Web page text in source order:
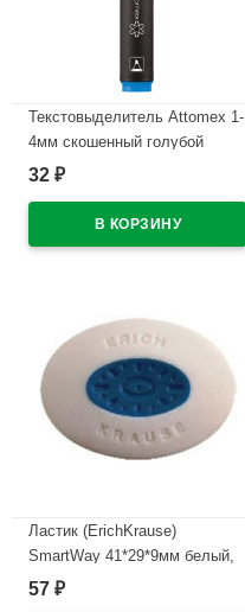
Текстовыделитель Attomex 1-
4мм скошенный голубой
арт.5045400
32 ₽
Ластик (ErichKrause)
SmartWay 41*29*9мм белый,
овал с центр. арт.58002/45533
57 ₽